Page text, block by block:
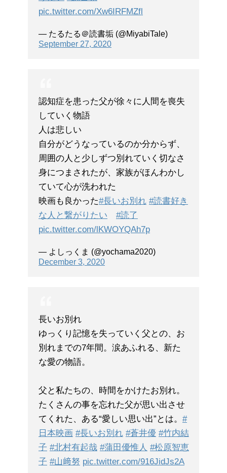
pic.twitter.com/Xw6IRFMZfl
— たるたる＠読書垢 (@MiyabiTale)
September 27, 2020
認知症を患った父が徐々に人間を喪失
していく物語
人は悲しい
自分がどうなっているのか分からず、
周囲の人と少しずつ別れていく切なさ
身につまされたが、家族がほんわかし
ていて心が洗われた
映画も良かった#長いお別れ #読書好き
な人と繋がりたい
#読了
pic.twitter.com/lKWOYQAh7p
— よしっくま (@yochama2020)
December 3, 2020
長いお別れ
ゆっくり記憶を失っていく父との、お
別れまでの7年間。涙あふれる、新た
な愛の物語。
父と私たちの、時間をかけたお別れ。
たくさんの事を忘れた父が思い出させ
てくれた、ある“愛しい思い出”とは。 #
日本映画 #長いお別れ #蒼井優 #竹内結
子 #北村有起哉 #蒲田優惟人 #松原智恵
子 #山﨑努 pic.twitter.com/916JidJs2A